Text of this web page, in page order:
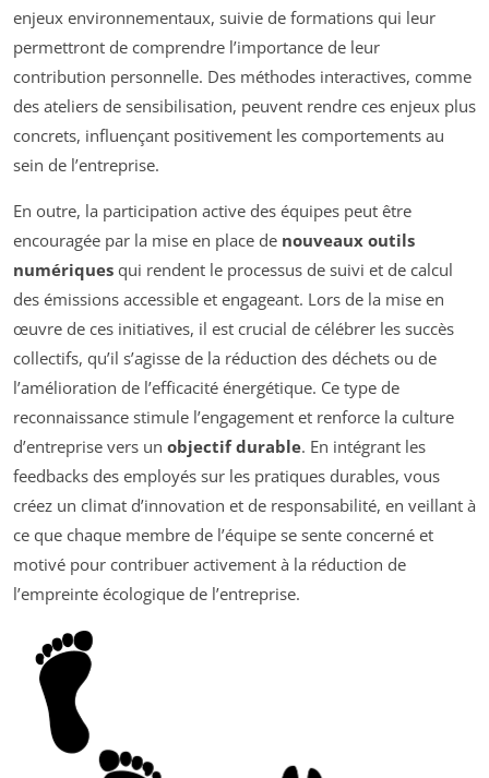
enjeux environnementaux, suivie de formations qui leur
permettront de comprendre l’importance de leur
contribution personnelle. Des méthodes interactives, comme
des ateliers de sensibilisation, peuvent rendre ces enjeux plus
concrets, influençant positivement les comportements au
sein de l’entreprise.
En outre, la participation active des équipes peut être
encouragée par la mise en place de nouveaux outils
numériques qui rendent le processus de suivi et de calcul
des émissions accessible et engageant. Lors de la mise en
œuvre de ces initiatives, il est crucial de célébrer les succès
collectifs, qu’il s’agisse de la réduction des déchets ou de
l’amélioration de l’efficacité énergétique. Ce type de
reconnaissance stimule l’engagement et renforce la culture
d’entreprise vers un objectif durable. En intégrant les
feedbacks des employés sur les pratiques durables, vous
créez un climat d’innovation et de responsabilité, en veillant à
ce que chaque membre de l’équipe se sente concerné et
motivé pour contribuer activement à la réduction de
l’empreinte écologique de l’entreprise.